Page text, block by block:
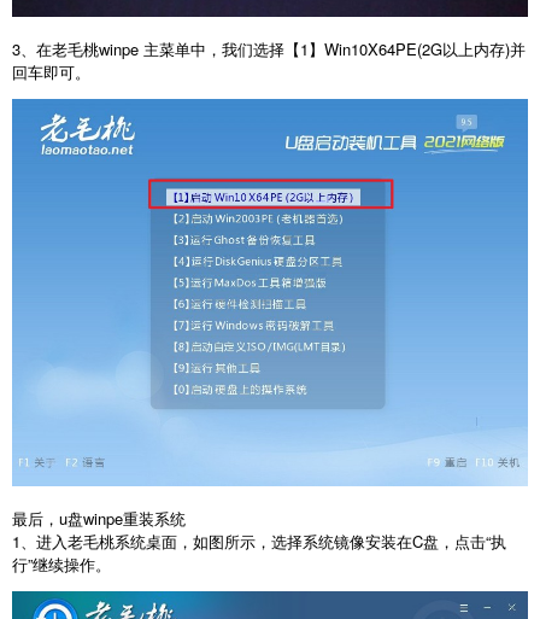
3、在老毛桃winpe 主菜单中，我们选择【1】Win10X64PE(2G以上内存)并
回车即可。
最后，u盘winpe重装系统
1、进入老毛桃系统桌面，如图所示，选择系统镜像安装在C盘，点击“执
行”继续操作。